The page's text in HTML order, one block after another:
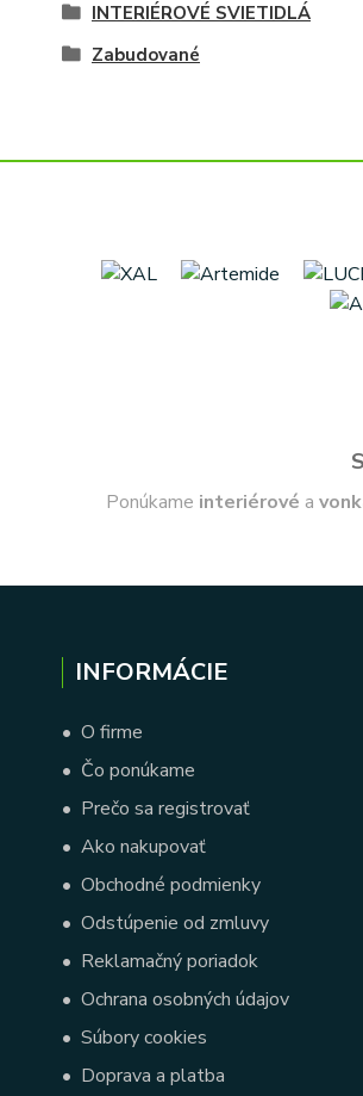
INTERIÉROVÉ SVIETIDLÁ
Zabudované
Ponúkame interiérové a
INFORMÁCIE
• O firme
• Čo ponúkame
• Prečo sa registrovať
• Ako nakupovať
• Obchodné podmienky
• Odstúpenie od zmluvy
• Reklamačný poriadok
• Ochrana osobných údajov
• Súbory cookies
• Doprava a platba